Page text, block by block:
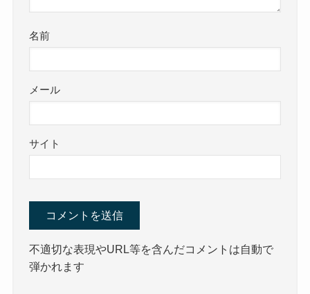
名前
メール
サイト
不適切な表現やURL等を含んだコメントは自動で
弾かれます